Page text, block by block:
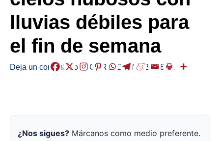
lluvias débiles para
el fin de semana
Deja un comentario /EGURALDIA/ 2023-08-11
¿Nos sigues? Márcanos como medio preferente.